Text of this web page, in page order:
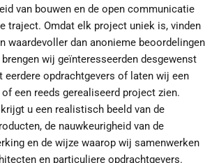
van bouwen en de open communicatie
traject. Omdat elk project uniek is, vinden
waardevoller dan anonieme beoordelingen
wij geïnteresseerden desgewenst
eerdere opdrachtgevers of laten wij een
een reeds gerealiseerd project zien.
u een realistisch beeld van de
de nauwkeurigheid van de
en de wijze waarop wij samenwerken
en particuliere opdrachtgevers.